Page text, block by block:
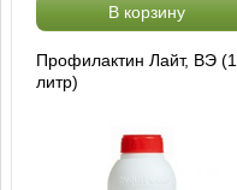
В корзину
Профилактин Лайт, ВЭ (1
литр)